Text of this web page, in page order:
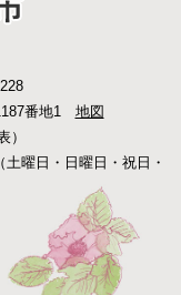
番地1 地図
）
曜日・日曜日・祝日・